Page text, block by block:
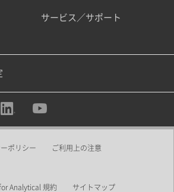
サービス／サポート
ポリシー ご利用上の注意
Analytical 規約 サイトマップ